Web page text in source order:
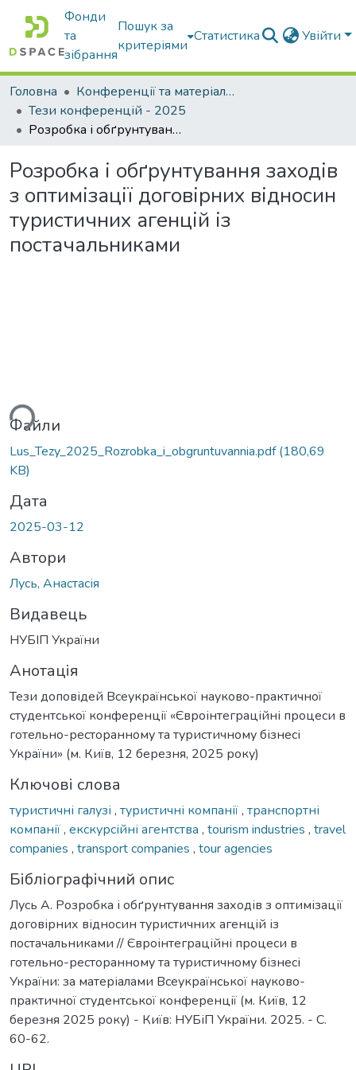
Фонди
та
зібрання
Пошук за
критеріями
Статистика Увійти
Головна
Конференції та матеріали конференцій
Тези конференцій - 2025
Розробка і обґрунтування заходів з оптимізації договірних відносин туристичних агенцій із постачальниками
Розробка і обґрунтування заходів
з оптимізації договірних відносин
туристичних агенцій із
постачальниками
Файли
Lus_Tezy_2025_Rozrobka_i_obgruntuvannia.pdf(180,69
KB)
Дата
2025-03-12
Автори
Лусь, Анастасія
Видавець
НУБІП України
Анотація
Тези доповідей Всеукраїнської науково-практичної
студентської конференції «Євроінтеграційні процеси в
готельно-ресторанному та туристичному бізнесі
України» (м. Київ, 12 березня, 2025 року)
Ключові слова
туристичні галузі , туристичні компанії, транспортні
компанії, екскурсійні агентства , tourism industries , travel
companies , transport companies , tour agencies
Бібліографічний опис
Лусь А. Розробка і обґрунтування заходів з оптимізації
договірних відносин туристичних агенцій із
постачальниками // Євроінтеграційні процеси в
готельно-ресторанному та туристичному бізнесі
України: за матеріалами Всеукраїнської науково-
практичної студентської конференції (м. Київ, 12
березня 2025 року) - Київ: НУБіП України. 2025. - С.
60-62.